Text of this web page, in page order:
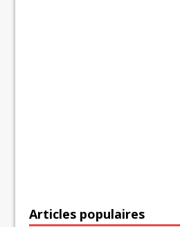
Articles populaires